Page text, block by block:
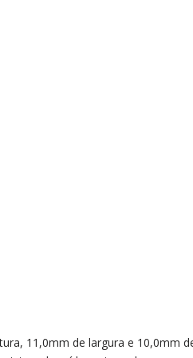
11,0mm de largura e 10,0mm